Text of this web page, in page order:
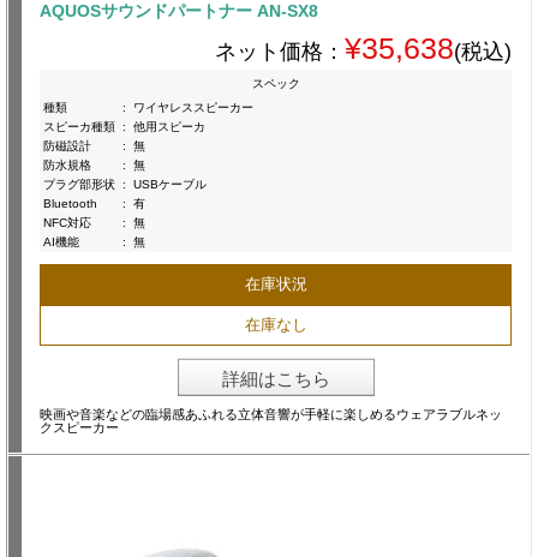
AQUOSサウンドパートナー AN-SX8
ネット価格： ¥35,638(税込)
スペック
種類
:
ワイヤレススピーカー
スピーカ種類
:
他用スピーカ
防磁設計
:
無
防水規格
:
無
プラグ部形状 :
USBケーブル
Bluetooth
:
有
NFC対応
:
無
AI機能
: 無
在庫状況
在庫なし
詳細はこちら
映画や音楽などの臨場感あふれる立体音響が手軽に楽しめるウェアラブルネッ
クスピーカー